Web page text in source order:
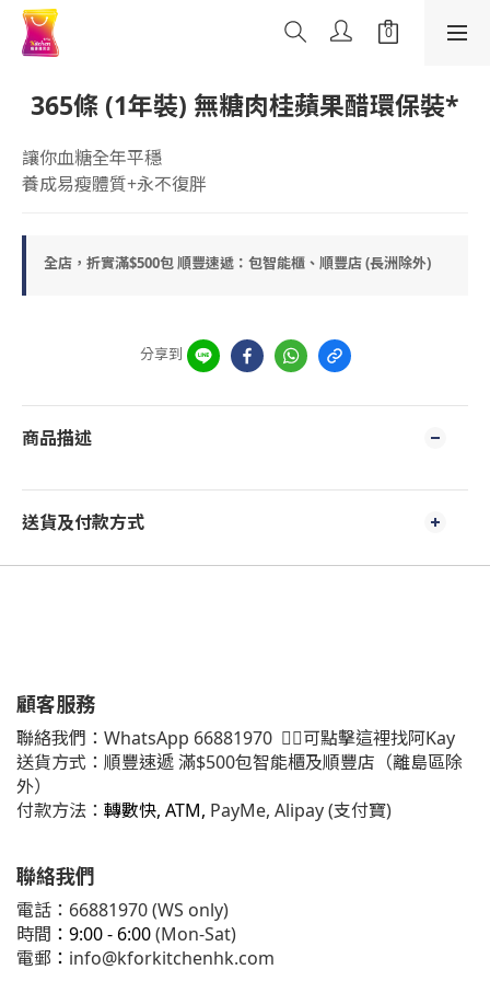
365條 (1年裝) 無糖肉桂蘋果醋環保裝*
讓你血糖全年平穩
養成易瘦體質+永不復胖
全店，折實滿$500包 順豐速遞：包智能櫃、順豐店 (長洲除外)
分享到
商品描述
送貨及付款方式
顧客服務
聯絡我們： WhatsApp 66881970 👈🏻可點擊這裡找阿Kay
送貨方式：順豐速遞 滿$500包智能櫃及順豐店（離島區除
外）
付款方法： 轉數快, ATM, PayMe, Alipay (支付寶)
聯絡我們
電話：66881970 (WS only)
時間 ：9:00 - 6:00(Mon-Sat)
電郵 ： info@kforkitchenhk.com